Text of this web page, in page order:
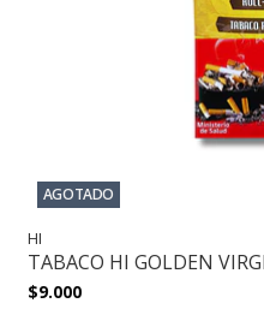
AGOTADO
HI
TABACO HI GOLDEN
$9.000